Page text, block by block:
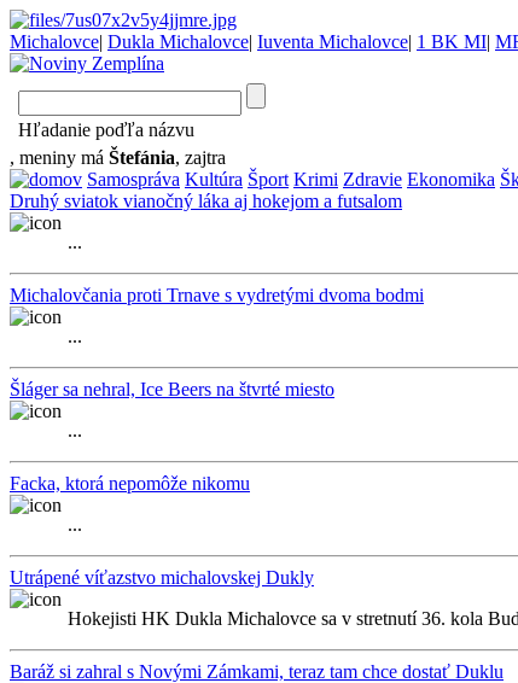
Michalovce| Dukla Michalovce| Iuventa Michalovce| 1 BK MI|
Hľadanie poďľa názvu
, meniny má Štefánia, zajtra
Samospráva Kultúra Šport Krimi Zdravie Ekonomika
Druhý sviatok vianočný láka aj hokejom a futsalom
...
Michalovčania proti Trnave s vydretými dvoma bodmi
...
Šláger sa nehral, Ice Beers na štvrté miesto
...
Facka, ktorá nepomôže nikomu
...
Utrápené víťazstvo michalovskej Dukly
Hokejisti HK Dukla Michalovce sa v stretnutí 36. kola
Baráž si zahral s Novými Zámkami, teraz tam chce dostať Duklu